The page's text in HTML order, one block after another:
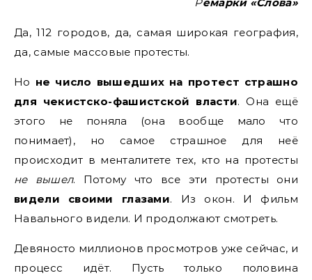
Да, 112 городов, да, самая широкая география,
да, самые массовые протесты.
Но не число вышедших на протест страшно
для чекистско-фашистской власти. Она ещё
этого не поняла (она вообще мало что
понимает), но самое страшное для неё
происходит в менталитете тех, кто на протесты
не вышел. Потому что все эти протесты они
видели своими глазами. Из окон. И фильм
Навального видели. И продолжают смотреть.
Девяносто миллионов просмотров уже сейчас, и
процесс идёт. Пусть только половина